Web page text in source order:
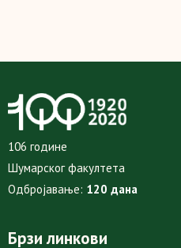
106 године
Шумарског факултета
Одбројавање: 120 дана
Брзи линкови